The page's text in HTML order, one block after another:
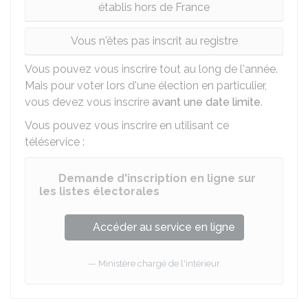
établis hors de France
Vous n'êtes pas inscrit au registre
Vous pouvez vous inscrire tout au long de l'année.
Mais pour voter lors d'une élection en particulier,
vous devez vous inscrire avant une date limite.
Vous pouvez vous inscrire en utilisant ce
téléservice :
Demande d'inscription en ligne sur
les listes électorales
Accéder au service en ligne
Ministère chargé de l'intérieur